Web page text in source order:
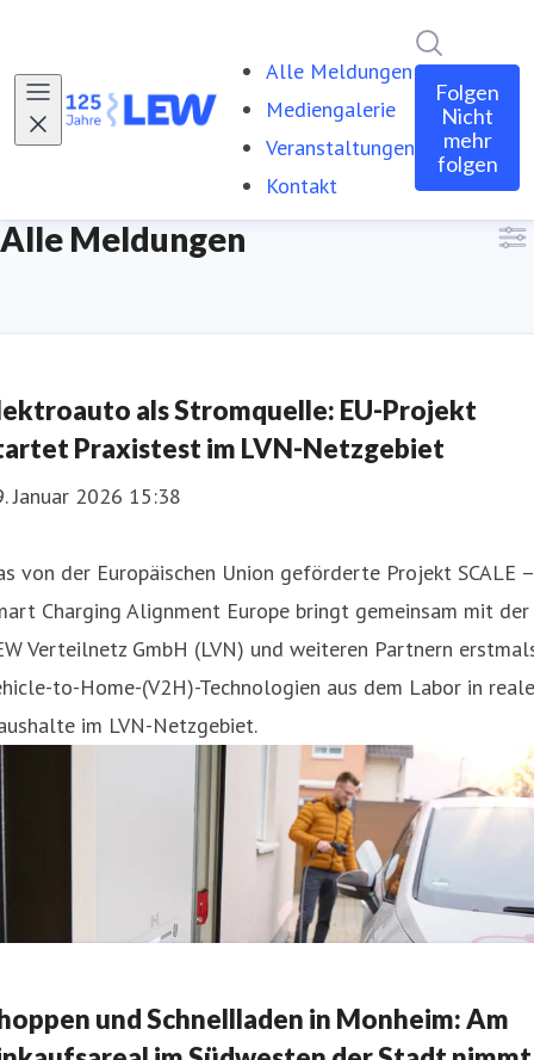
Alle Meldungen
Mediengalerie
Veranstaltungen
Kontakt
Folgen
Nicht
mehr
folgen
Alle Meldungen
als Stromquelle: EU-Projekt
Praxistest im LVN-Netzgebiet
Januar 2026 15:38
von der Europäischen Union geförderte Projekt SCALE –
Charging Alignment Europe bringt gemeinsam mit der
Verteilnetz GmbH (LVN) und weiteren Partnern
to-Home-(V2H)-Technologien aus dem Labor in reale
im LVN-Netzgebiet.
und Schnellladen in Monheim: Am